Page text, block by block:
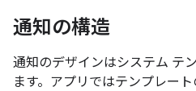
通知の構造
通知のデザインはシステム テ
ます。アプリではテンプレー